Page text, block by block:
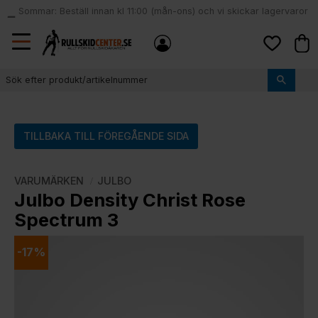
Meny
local_shipping
Sommar: Beställ innan kl 11:00 (mån-ons) och vi skickar lagervaror
samma dag
TILLBAKA TILL FÖREGÅENDE SIDA
VARUMÄRKEN JULBO
Julbo Density Christ Rose
Spectrum 3
17%